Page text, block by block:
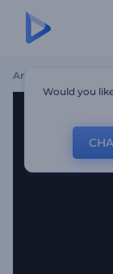
Ana Sayfa
Would you